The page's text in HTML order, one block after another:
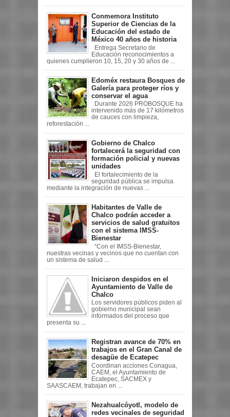
Conmemora Instituto
Superior de Ciencias de la
Educación del estado de
México 40 años de historia
Entrega Secretario de
Educación reconocimientos a
quienes cumplieron 10, 15, 20 y 30 años de ...
Edoméx restaura Bosques de
Galería para proteger ríos y
conservar el agua
Durante 2026 PROBOSQUE ha
intervenido más de 17 kilómetros
de cauces con limpieza,
reforestación ...
Gobierno de Chalco
fortalecerá la seguridad con
formación policial y nuevas
unidades
El fortalecimiento de la
seguridad pública se impulsa
mediante la integración de nuevas ...
Habitantes de Valle de
Chalco podrán acceder a
servicios de salud gratuitos
con el sistema IMSS-
Bienestar
“Con el IMSS-Bienestar,
nuestras vecinas y vecinos que no cuentan con
un sistema de salud ...
Iniciaron despidos en el
Ayuntamiento de Valle de
Chalco
Los servidores públicos piden al
gobierno municipal sean
informados del proceso que
presenta su ...
Registran avance de 70% en
trabajos en el Gran Canal de
desagüe de Ecatepec
Coordinan acciones Conagua,
CAEM, el Ayuntamiento de
Ecatepec, SACMEX y
SAASCAEM, trabajan en ...
Nezahualcóyotl, modelo de
redes vecinales de seguridad